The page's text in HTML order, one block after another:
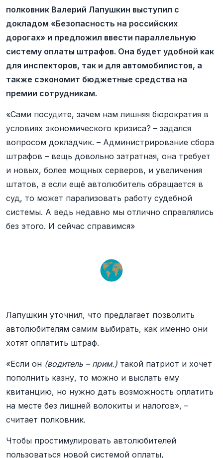
полковник Валерий Лапушкин выступил с
докладом «Безопасность на российских
дорогах» и предложил ввести параллельную
систему оплаты штрафов. Она будет удобной как
для инспекторов, так и для автомобилистов, а
также сэкономит бюджетные средства на
премии сотрудникам.
«Сами посудите, зачем нам лишняя бюрократия в
условиях экономического кризиса? – задался
вопросом докладчик. – Администрирование сбора
штрафов – вещь довольно затратная, она требует
и новых, более мощных серверов, и увеличения
штатов, а если ещё автолюбитель обращается в
суд, то может парализовать работу судебной
системы. А ведь недавно мы отлично справлялись
без этого. И сейчас справимся»
Лапушкин уточнил, что предлагает позволить
автолюбителям самим выбирать, как именно они
хотят оплатить штраф.
«Если он (водитель – прим.) такой патриот и хочет
пополнить казну, то можно и выслать ему
квитанцию, но нужно дать возможность оплатить
на месте без лишней волокиты и налогов», –
считает полковник.
Чтобы простимулировать автолюбителей
пользоваться новой системой оплаты,